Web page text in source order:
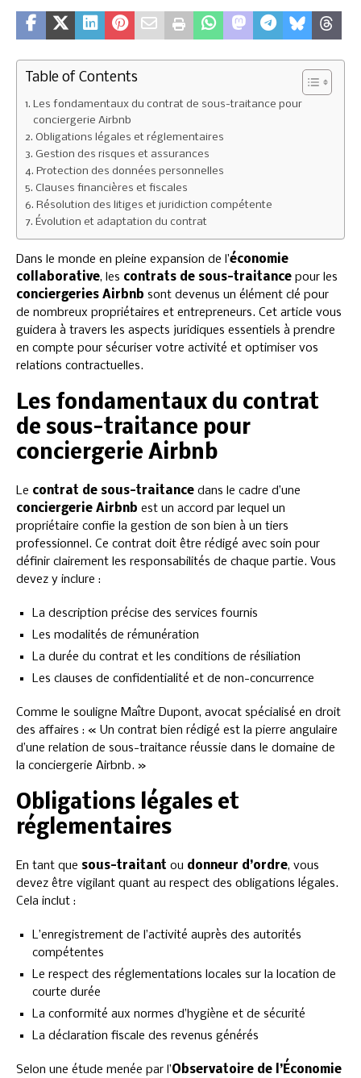
Table of Contents
Les fondamentaux du contrat de sous-traitance pour
conciergerie Airbnb
Obligations légales et réglementaires
Gestion des risques et assurances
Protection des données personnelles
Clauses financières et fiscales
Résolution des litiges et juridiction compétente
Évolution et adaptation du contrat
Dans le monde en pleine expansion de l’économie
collaborative, les contrats de sous-traitance pour les
conciergeries Airbnb sont devenus un élément clé pour
de nombreux propriétaires et entrepreneurs. Cet article vous
guidera à travers les aspects juridiques essentiels à prendre
en compte pour sécuriser votre activité et optimiser vos
relations contractuelles.
Les fondamentaux du contrat
de sous-traitance pour
conciergerie Airbnb
Le contrat de sous-traitance dans le cadre d’une
conciergerie Airbnb est un accord par lequel un
propriétaire confie la gestion de son bien à un tiers
professionnel. Ce contrat doit être rédigé avec soin pour
définir clairement les responsabilités de chaque partie. Vous
devez y inclure :
La description précise des services fournis
Les modalités de rémunération
La durée du contrat et les conditions de résiliation
Les clauses de confidentialité et de non-concurrence
Comme le souligne Maître Dupont, avocat spécialisé en droit
des affaires : « Un contrat bien rédigé est la pierre angulaire
d’une relation de sous-traitance réussie dans le domaine de
la conciergerie Airbnb. »
Obligations légales et
réglementaires
En tant que sous-traitant ou donneur d’ordre, vous
devez être vigilant quant au respect des obligations légales.
Cela inclut :
L’enregistrement de l’activité auprès des autorités
compétentes
Le respect des réglementations locales sur la location de
courte durée
La conformité aux normes d’hygiène et de sécurité
La déclaration fiscale des revenus générés
Selon une étude menée par l’Observatoire de l’Économie